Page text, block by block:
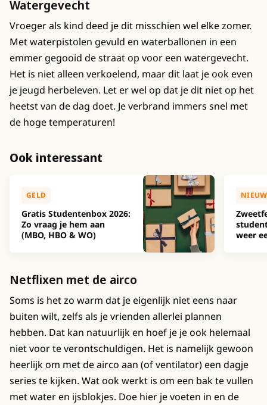
Watergevecht
Vroeger als kind deed je dit misschien wel elke zomer.
Met waterpistolen gevuld en waterballonen in een
emmer gegooid de straat op voor een watergevecht.
Het is niet alleen verkoelend, maar dit laat je ook even
je jeugd herbeleven. Let er wel op dat je dit niet op het
heetst van de dag doet. Je verbrand immers snel met
de hoge temperaturen!
Ook interessant
GELD
Gratis Studentenbox 2026:
Zo vraag je hem aan
(MBO, HBO & WO)
weer
Netflixen met de airco
Soms is het zo warm dat je eigenlijk niet eens naar
buiten wilt, zelfs als je vrienden allerlei plannen
hebben. Dat kan natuurlijk en hoef je je ook helemaal
niet voor te verontschuldigen. Het is namelijk gewoon
heerlijk om met de airco aan (of ventilator) een dagje
series te kijken. Wat ook werkt is om een bak te vullen
met water en ijsblokjes. Doe hier je voeten in en de